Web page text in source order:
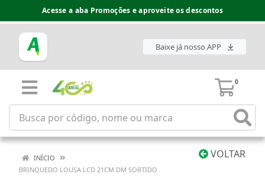
Acesse a aba Promoções e aproveite os descontos
Baixe já nosso APP
0
VOLTAR
INÍCIO
BRINQUEDO LOUSA LCD 21CM DM SORTIDO